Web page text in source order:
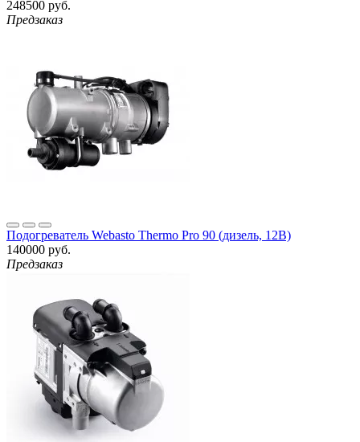
248500 руб.
Предзаказ
Подогреватель Webasto Thermo Pro 90 (дизель, 12В)
140000 руб.
Предзаказ